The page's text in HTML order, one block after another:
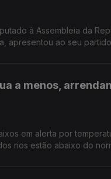
à Assembleia da
apresentou ao seu
a menos,
em alerta por
rios estão abaixo do